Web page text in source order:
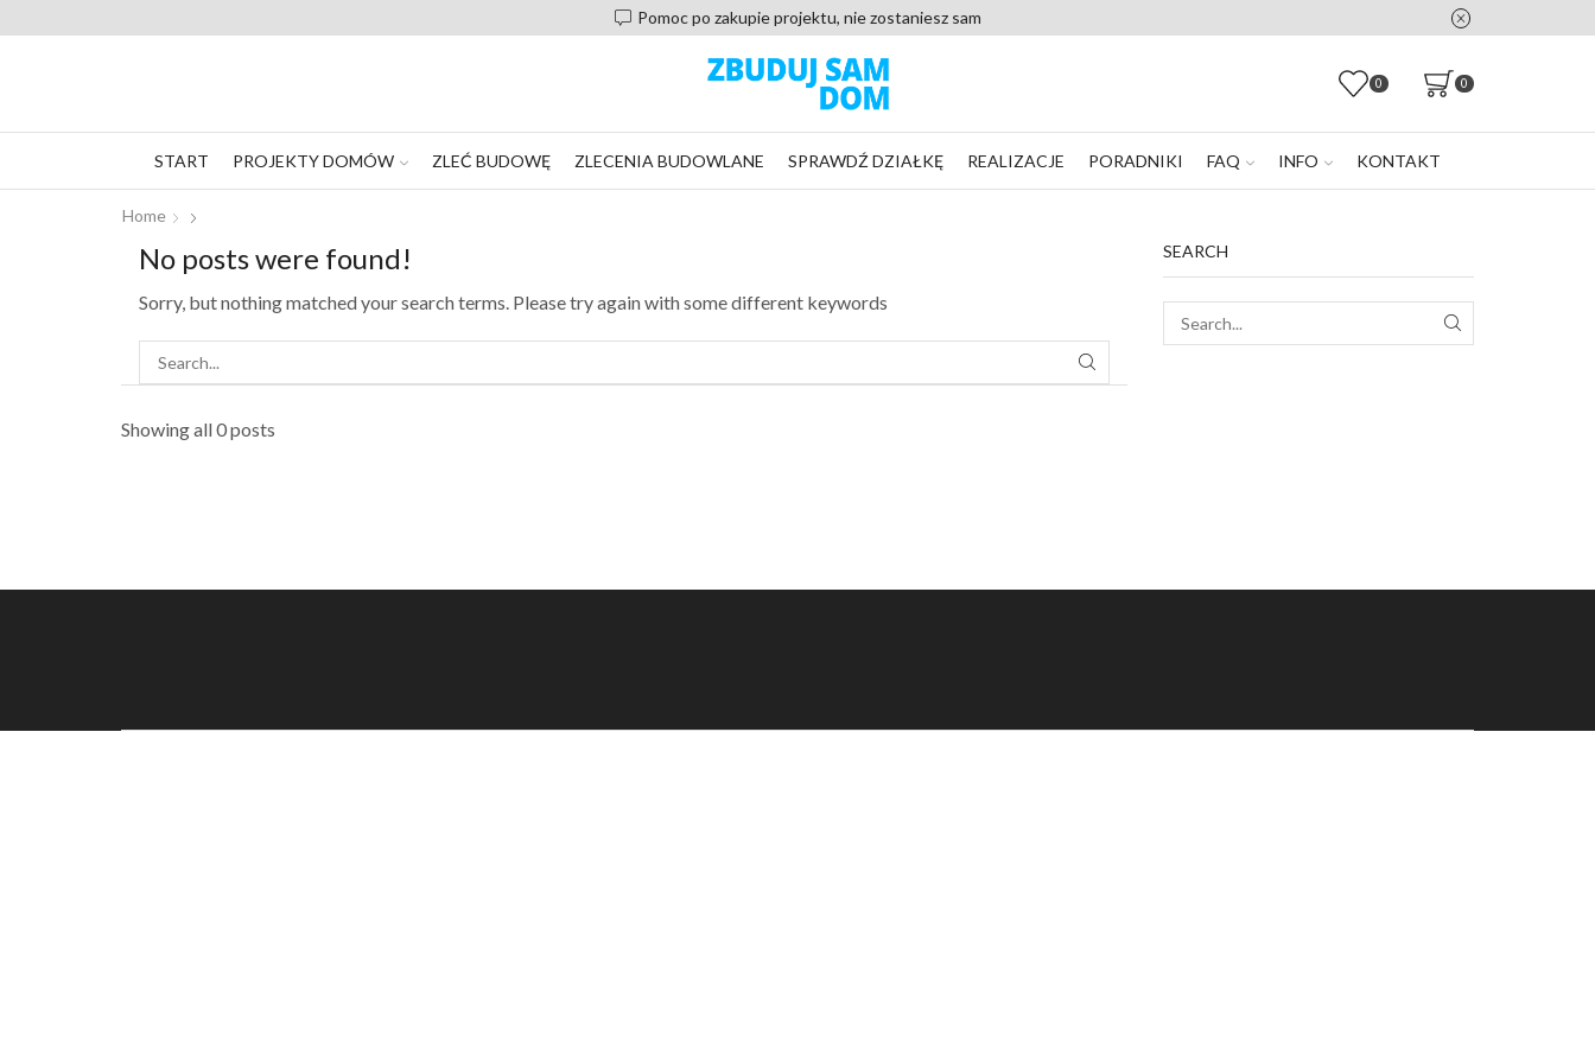
Pomoc po zakupie projektu, nie zostaniesz sam
0 0
START PROJEKTY DOMÓW ZLEĆ BUDOWĘ ZLECENIA BUDOWLANE SPRAWDŹ DZIAŁKĘ REALIZACJE PORADNIKI FAQ INFO KONTAKT
Home
No posts were found!
Sorry, but nothing matched your search terms. Please try again with some different keywords
SEARCH
Showing all 0 posts
SEARCH
SEARCH